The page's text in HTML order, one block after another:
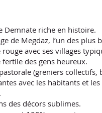
Demnate riche en histoire.
de Megdaz, l’un des plus
rouge avec ses villages
fertile des gens heureux.
(greniers collectifs,
avec les habitants et les
des décors sublimes.